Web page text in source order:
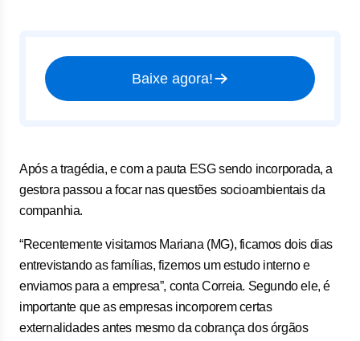
Baixe agora!
Após a tragédia, e com a pauta ESG sendo incorporada, a
gestora passou a focar nas questões socioambientais da
companhia.
“Recentemente visitamos Mariana (MG), ficamos dois dias
entrevistando as famílias, fizemos um estudo interno e
enviamos para a empresa”, conta Correia. Segundo ele, é
importante que as empresas incorporem certas
externalidades antes mesmo da cobrança dos órgãos